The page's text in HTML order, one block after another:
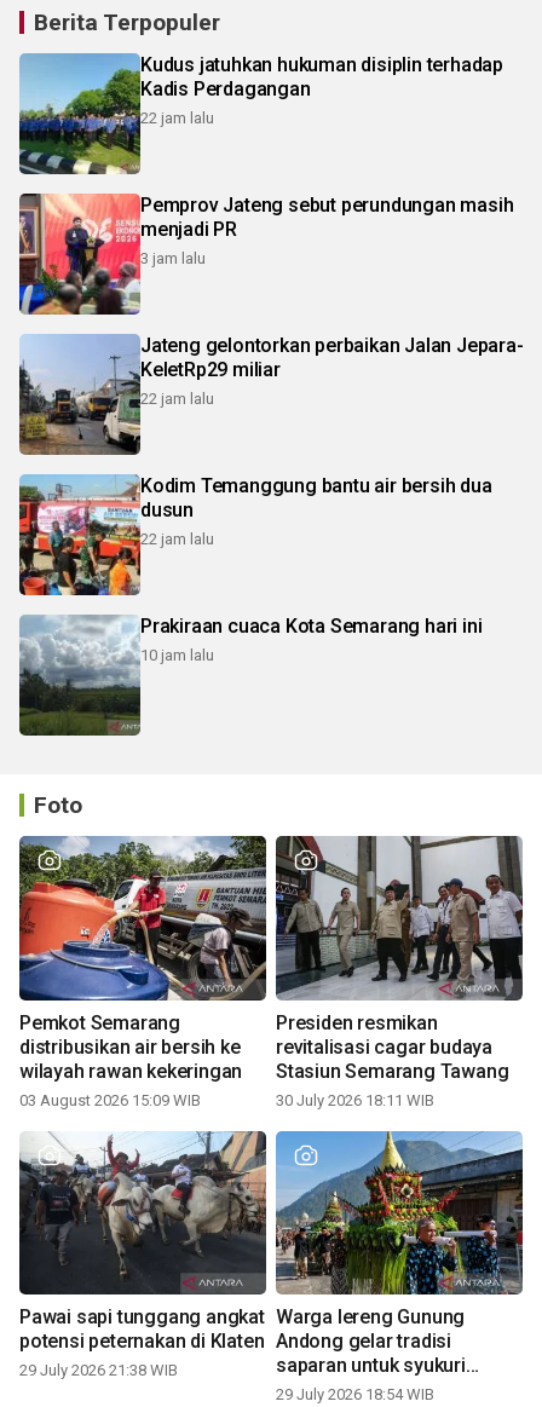
Berita Terpopuler
Kudus jatuhkan hukuman disiplin terhadap
Kadis Perdagangan
22 jam lalu
Pemprov Jateng sebut perundungan masih
menjadi PR
3 jam lalu
Jateng gelontorkan perbaikan Jalan Jepara-
KeletRp29 miliar
22 jam lalu
Kodim Temanggung bantu air bersih dua
dusun
22 jam lalu
Prakiraan cuaca Kota Semarang hari ini
10 jam lalu
Foto
Pemkot Semarang
distribusikan air bersih ke
wilayah rawan kekeringan
03 August 2026 15:09 WIB
Presiden resmikan
revitalisasi cagar budaya
Stasiun Semarang Tawang
30 July 2026 18:11 WIB
Pawai sapi tunggang angkat
potensi peternakan di Klaten
29 July 2026 21:38 WIB
Warga lereng Gunung
Andong gelar tradisi
saparan untuk syukuri
panen
29 July 2026 18:54 WIB